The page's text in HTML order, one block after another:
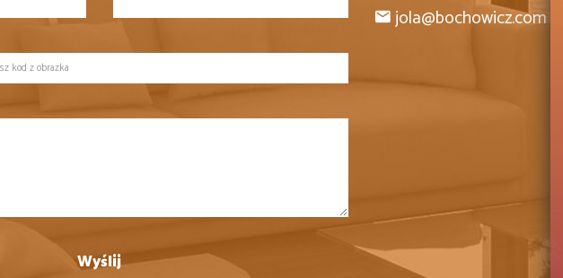
jola@bochowicz.com